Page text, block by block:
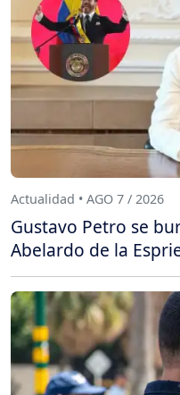
Actualidad • AGO 7 / 2026
Gustavo Petro se
Abelardo de la